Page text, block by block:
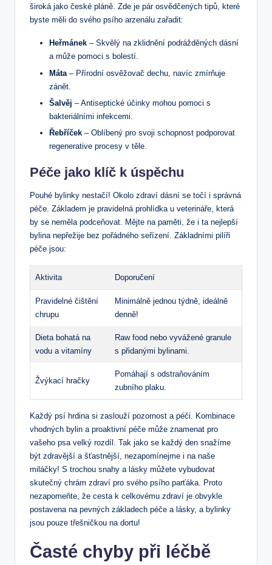
široká jako české pláně. Zde je pár osvědčených tipů, které
byste měli do svého psího arzenálu zařadit:
Heřmánek – Skvělý na zklidnění podrážděných dásní
a může pomoci s bolestí.
Máta – Přírodní osvěžovač dechu, navíc zmírňuje
zánět.
Šalvěj – Antiseptické účinky mohou pomoci s
bakteriálními infekcemi.
Řebříček – Oblíbený pro svoji schopnost podporovat
regenerative procesy v těle.
Péče jako klíč k úspěchu
Pouhé bylinky nestačí! Okolo zdraví dásní se točí i správná
péče. Základem je pravidelná prohlídka u veterináře, která
by se neměla podceňovat. Mějte na paměti, že i ta nejlepší
bylina nepřežije bez pořádného seřízení. Základními pilíři
péče jsou:
Aktivita Doporučení
Pravidelné čištění
chrupu
Minimálně jednou týdně, ideálně
denně!
Dieta bohatá na
vodu a vitamíny
Raw food nebo vyvážené granule
s přidanými bylinami.
Žvýkací hračky
Pomáhají s odstraňováním
zubního plaku.
Každý psí hrdina si zaslouží pozornost a péči. Kombinace
vhodných bylin a proaktivní péče může znamenat pro
vašeho psa velký rozdíl. Tak jako se každý den snažíme
být zdravější a šťastnější, nezapomínejme i na naše
miláčky! S trochou snahy a lásky můžete vybudovat
skutečný chrám zdraví pro svého psího parťáka. Proto
nezapomeňte, že cesta k celkovému zdraví je obvykle
postavena na pevných základech péče a lásky, a bylinky
jsou pouze třešničkou na dortu!
Časté chyby při léčbě